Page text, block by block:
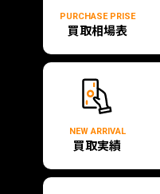
PURCHASE PRISE
買取相場表
NEW ARRIVAL
買取実績